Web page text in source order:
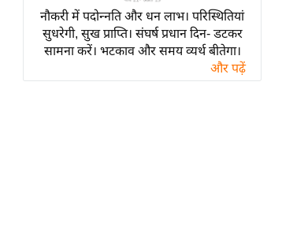
व्रत
त्योहार
राशिफल
विशेष
नौकरी में पदोन्नति और धन लाभ। परिस्थितियां
सुधरेगी, सुख प्राप्ति। संघर्ष प्रधान दिन- डटकर
सामना करें। भटकाव और समय व्यर्थ बीतेगा।
और पढ़ें